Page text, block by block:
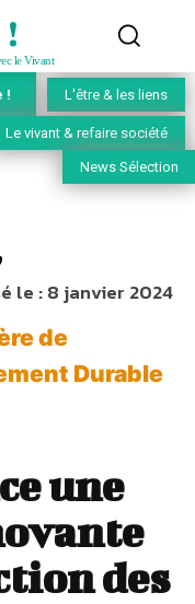
le Vivant
! L'être & les liens
Le vivant & refaire société
News Sélection
le :8 janvier 2024
de
Durable
une
des